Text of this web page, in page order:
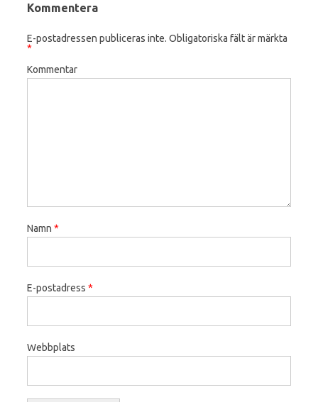
Kommentera
E-postadressen publiceras inte. Obligatoriska fält är märkta
*
Kommentar
Namn *
E-postadress *
Webbplats